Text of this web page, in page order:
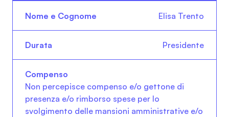
Nome e Cognome Compenso
Elisa Trento
Presidente
Non percepisce compenso e/o gettone di
presenza e/o rimborso spese per lo
svolgimento delle mansioni amministrative e/o